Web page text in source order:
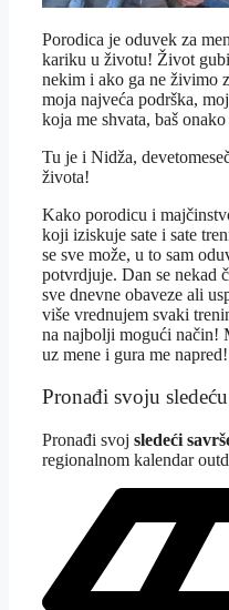
Porodica je oduvek za
kariku u životu! Život gubi
nekim i ako ga ne živimo
moja najveća podrška,
koja me shvata, baš
Tu je i Nidža,
života!
Kako porodicu i
koji iziskuje sate i sate
se sve može, u to sam
potvrdjuje. Dan se nekad
sve dnevne obaveze ali
više vrednujem svaki
na najbolji mogući način!
uz mene i gura me napred!
Pronađi svoju
Pronađi svoj sledeći
regionalnom kalendar